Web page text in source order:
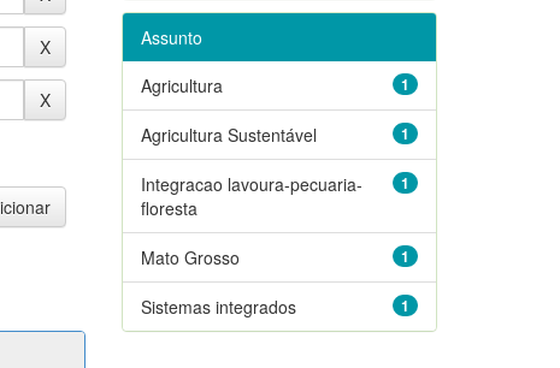
Assunto
1
Agricultura
1
Agricultura Sustentável
1
Integracao lavoura-pecuaria-
floresta
1
Mato Grosso
1
Sistemas integrados